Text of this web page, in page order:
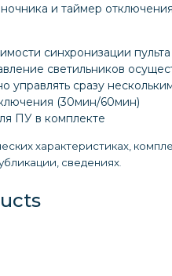
и таймер
синхронизации
светильников
управлять сразу
(30мин/60мин)
ПУ в комплекте
характеристиках,
сведениях.